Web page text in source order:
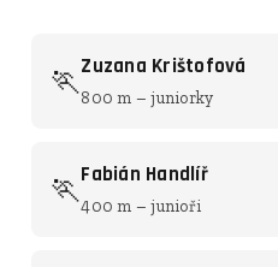
🏃Zuzana Krištofová
800 m – juniorky
🏃Fabián Handlíř
400 m – junioři